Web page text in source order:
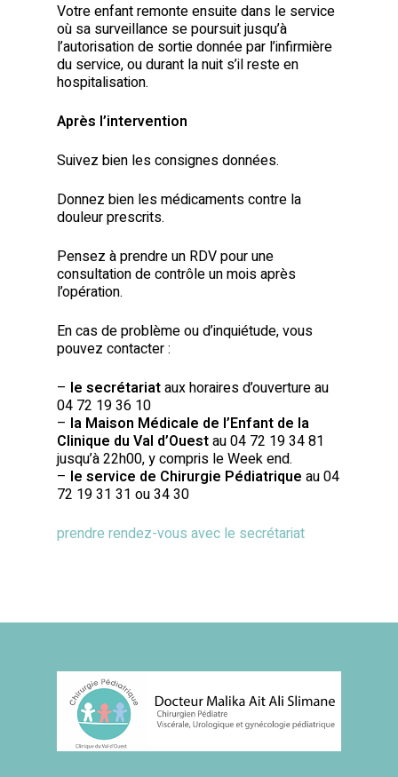
Votre enfant remonte ensuite dans le service
où sa surveillance se poursuit jusqu’à
l’autorisation de sortie donnée par l’infirmière
du service, ou durant la nuit s’il reste en
hospitalisation.
Après l’intervention
Suivez bien les consignes données.
Donnez bien les médicaments contre la
douleur prescrits.
Pensez à prendre un RDV pour une
consultation de contrôle un mois après
l’opération.
En cas de problème ou d’inquiétude, vous
pouvez contacter :
– le secrétariataux horaires d’ouverture au
04 72 19 36 10
– la Maison Médicale de l’Enfant de la
Clinique du Val d’Ouestau 04 72 19 34 81
jusqu’à 22h00, y compris le Week end.
– le service de Chirurgie Pédiatrique au 04
72 19 31 31 ou 34 30
prendre rendez-vous avec le secrétariat